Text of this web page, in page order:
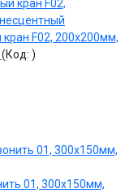
F02, 200х200мм,
(Код: )
01, 300х150мм,